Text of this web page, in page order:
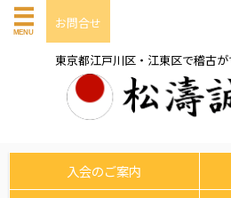
お問合せ
東京都江戸川区・江東区で稽古
入会のご案内